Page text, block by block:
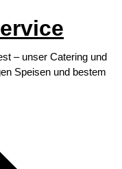
– unser Catering und
Speisen und bestem